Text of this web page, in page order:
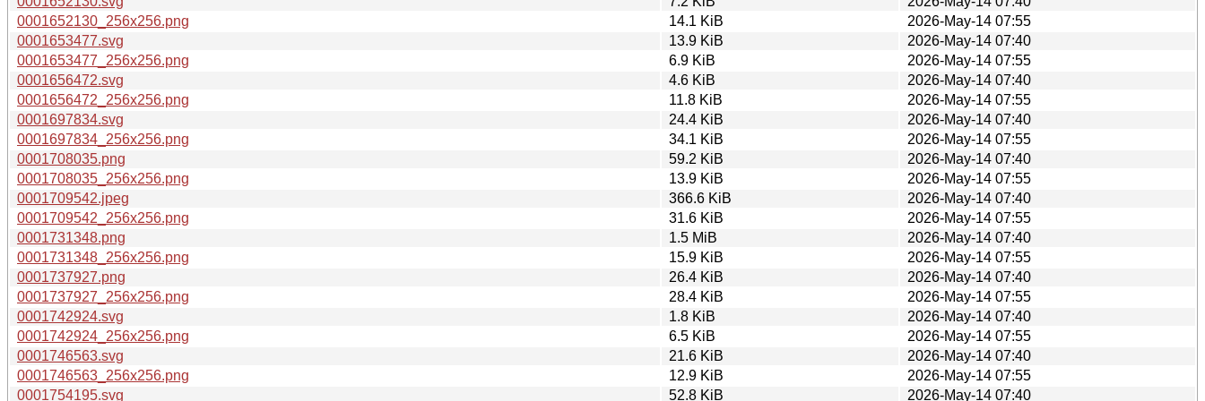
0001652130_256x256.png
14.1 KiB
2026-May-14 07:55
0001653477.svg
13.9 KiB
2026-May-14 07:40
0001653477_256x256.png
6.9 KiB
2026-May-14 07:55
0001656472.svg
4.6 KiB
2026-May-14 07:40
0001656472_256x256.png
11.8 KiB
2026-May-14 07:55
0001697834.svg
24.4 KiB
2026-May-14 07:40
0001697834_256x256.png
34.1 KiB
2026-May-14 07:55
0001708035.png
59.2 KiB
2026-May-14 07:40
0001708035_256x256.png
13.9 KiB
2026-May-14 07:55
0001709542.jpeg
366.6 KiB
2026-May-14 07:40
0001709542_256x256.png
31.6 KiB
2026-May-14 07:55
0001731348.png
1.5 MiB
2026-May-14 07:40
0001731348_256x256.png
15.9 KiB
2026-May-14 07:55
0001737927.png
26.4 KiB
2026-May-14 07:40
0001737927_256x256.png
28.4 KiB
2026-May-14 07:55
0001742924.svg
1.8 KiB
2026-May-14 07:40
0001742924_256x256.png
6.5 KiB
2026-May-14 07:55
0001746563.svg
21.6 KiB
2026-May-14 07:40
0001746563_256x256.png
12.9 KiB
2026-May-14 07:55
0001754195.svg
52.8 KiB 2026-May-14 07:40